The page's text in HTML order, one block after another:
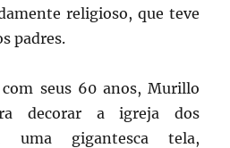
religioso, que teve
padres.
seus 60 anos, Murillo
decorar a igreja dos
uma gigantesca tela,